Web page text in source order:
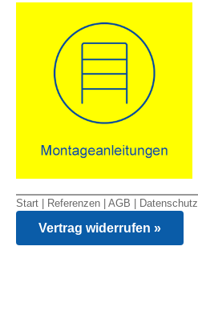
Start Referenzen AGB Datenschutz
Vertrag widerrufen »